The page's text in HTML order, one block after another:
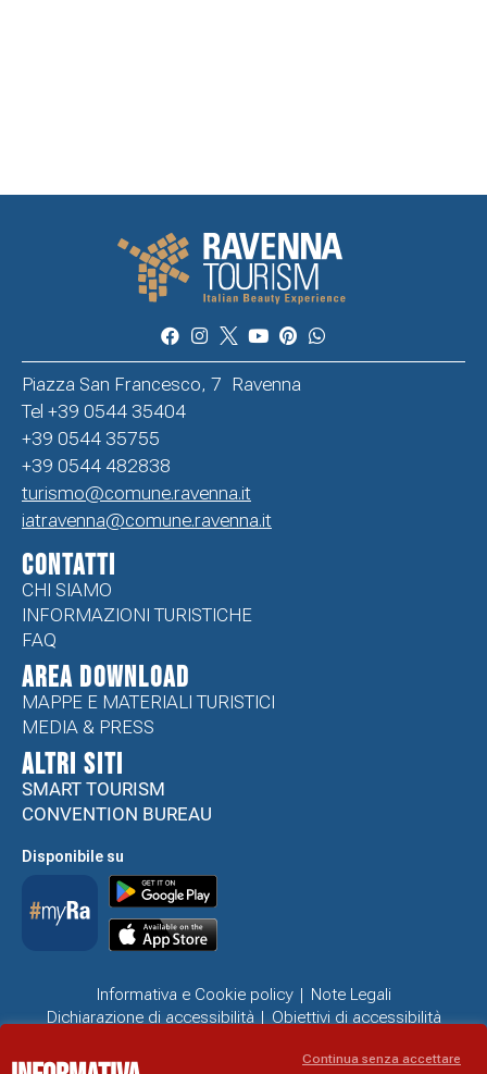
Piazza San Francesco, 7 Ravenna
Tel +39 0544 35404
+39 0544 35755
+39 0544 482838
turismo@comune.ravenna.it
iatravenna@comune.ravenna.it
CONTATTI
CHI SIAMO
INFORMAZIONI TURISTICHE
FAQ
Area Download
MAPPE E MATERIALI TURISTICI
MEDIA & PRESS
ALTRI SITI
SMART TOURISM
CONVENTION BUREAU
Disponibile su
Informativa e Cookie policy
Note Legali
Dichiarazione di accessibilità
Obiettivi di accessibilità
Continua senza accettare